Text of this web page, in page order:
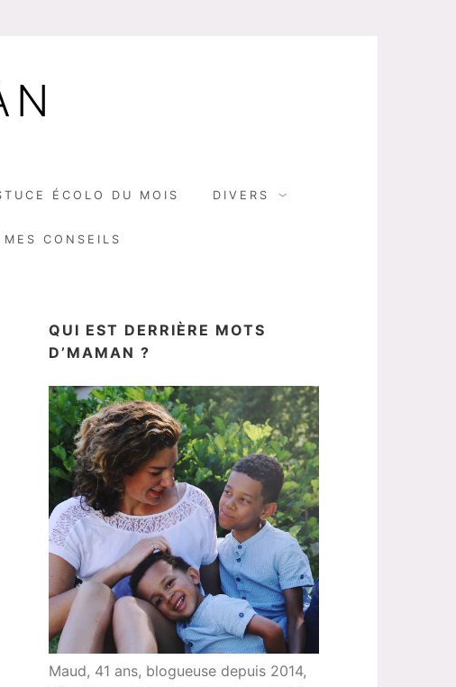
ÉCOLO DU MOIS DIVERS
CONSEILS
QUI EST DERRIÈRE MOTS
D’MAMAN ?
Maud, 41 ans, blogueuse depuis 2014,